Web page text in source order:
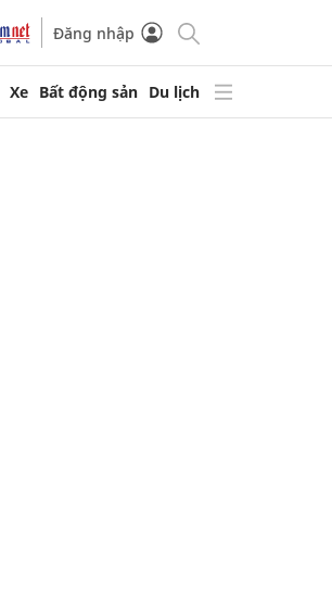
Đăng nhập
Xe Bất động sản Du lịch